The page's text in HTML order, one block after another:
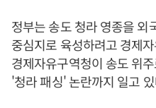
정부는 송도 청라 영종을 외
중심지로 육성하려고 경제
경제자유구역청이 송도 위
'청라 패싱' 논란까지 일고